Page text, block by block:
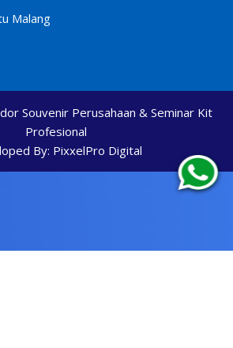
Malang
Souvenir Perusahaan & Seminar Kit
Profesional
By: PixxelPro Digital